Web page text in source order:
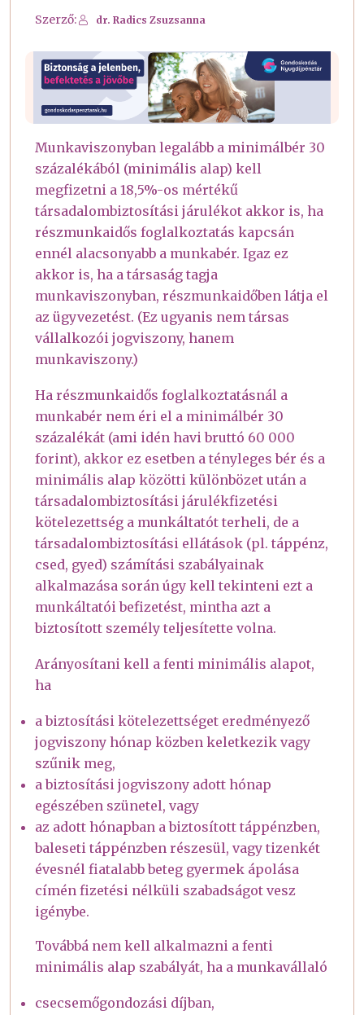
Szerző: dr. Radics Zsuzsanna
Munkaviszonyban legalább a minimálbér 30
százalékából (minimális alap) kell
megfizetni a 18,5%-os mértékű
társadalombiztosítási járulékot akkor is, ha
részmunkaidős foglalkoztatás kapcsán
ennél alacsonyabb a munkabér. Igaz ez
akkor is, ha a társaság tagja
munkaviszonyban, részmunkaidőben látja el
az ügyvezetést. (Ez ugyanis nem társas
vállalkozói jogviszony, hanem
munkaviszony.)
Ha részmunkaidős foglalkoztatásnál a
munkabér nem éri el a minimálbér 30
százalékát (ami idén havi bruttó 60 000
forint), akkor ez esetben a tényleges bér és a
minimális alap közötti különbözet után a
társadalombiztosítási járulékfizetési
kötelezettség a munkáltatót terheli, de a
társadalombiztosítási ellátások (pl. táppénz,
csed, gyed) számítási szabályainak
alkalmazása során úgy kell tekinteni ezt a
munkáltatói befizetést, mintha azt a
biztosított személy teljesítette volna.
Arányosítani kell a fenti minimális alapot,
ha
a biztosítási kötelezettséget eredményező
jogviszony hónap közben keletkezik vagy
szűnik meg,
a biztosítási jogviszony adott hónap
egészében szünetel, vagy
az adott hónapban a biztosított táppénzben,
baleseti táppénzben részesül, vagy tizenkét
évesnél fiatalabb beteg gyermek ápolása
címén fizetési nélküli szabadságot vesz
igénybe.
Továbbá nem kell alkalmazni a fenti
minimális alap szabályát, ha a munkavállaló
csecsemőgondozási díjban,